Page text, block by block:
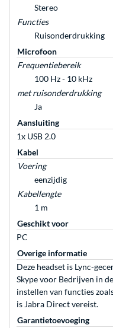
Stereo
Functies
Ruisonderdrukking
Microfoon
Frequentiebereik
100 Hz - 10 kHz
met ruisonderdrukking
Ja
Aansluiting
1x USB 2.0
Kabel
Voering
eenzijdig
Kabellengte
1 m
Geschikt voor
PC
Overige informatie
Deze headset is Lync-
Skype voor Bedrijven in
instellen van functies
is Jabra Direct vereist.
Garantietoevoeging